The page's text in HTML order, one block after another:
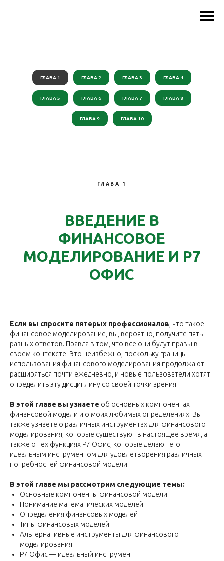
ГЛАВА 1 ГЛАВА 2 ГЛАВА 3 ГЛАВА 4
ГЛАВА 5 ГЛАВА 6 ГЛАВА 7 ГЛАВА 8
ГЛАВА 9 ГЛАВА 10
ГЛАВА 1
ВВЕДЕНИЕ В
ФИНАНСОВОЕ
МОДЕЛИРОВАНИЕ И Р7
ОФИС
Если вы спросите пятерых профессионалов , что такое
финансовое моделирование, вы, вероятно, получите пять
разных ответов. Правда в том, что все они будут правы в
своем контексте. Это неизбежно, поскольку границы
использования финансового моделирования продолжают
расширяться почти ежедневно, и новые пользователи хотят
определить эту дисциплину со своей точки зрения.
В этой главе вы узнаете об основных компонентах
финансовой модели и о моих любимых определениях. Вы
также узнаете о различных инструментах для финансового
моделирования, которые существуют в настоящее время, а
также о тех функциях Р7 Офис, которые делают его
идеальным инструментом для удовлетворения различных
потребностей финансовой модели.
В этой главе мы рассмотрим следующие темы:
Основные компоненты финансовой модели
Понимание математических моделей
Определения финансовых моделей
Типы финансовых моделей
Альтернативные инструменты для финансового
моделирования
Р7 Офис — идеальный инструмент